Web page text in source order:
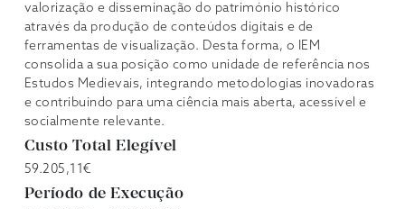
valorização e disseminação do património histórico
através da produção de conteúdos digitais e de
ferramentas de visualização. Desta forma, o IEM
consolida a sua posição como unidade de referência nos
Estudos Medievais, integrando metodologias inovadoras
e contribuindo para uma ciência mais aberta, acessível e
socialmente relevante.
Custo Total Elegível
59.205,11€
Período de Execução